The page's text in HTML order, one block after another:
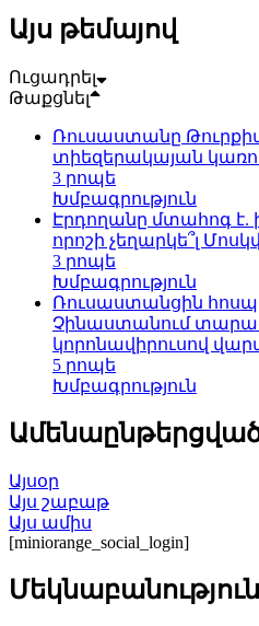
Այս թեմայով
Ուցադրել
Թաքցնել
Ռուսաստանը
տիեզերակայան
3 րոպե
Խմբագրություն
Էրդողանը մտահոգ է.
որոշի չեղարկե՞լ
3 րոպե
Խմբագրություն
Ռուսաստանցին
Չինաստանում
կորոնավիրուսով
5 րոպե
Խմբագրություն
Այսօր
Այս շաբաթ
Այս ամիս
[miniorange_social_login]